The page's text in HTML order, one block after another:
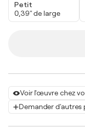
Voir l'œuvre chez
Demander d'autres
Petit
0,39" de large